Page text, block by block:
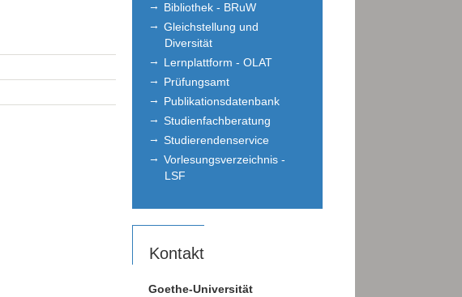
Bibliothek - BRuW
Gleichstellung und
Diversität
Lernplattform - OLAT
Prüfungsamt
Publikationsdatenbank
Studienfachberatung
Studierendenservice
Vorlesungsverzeichnis -
LSF
Kontakt
Goethe-Universität